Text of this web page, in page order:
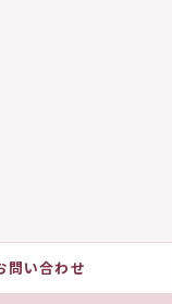
問い合わせ